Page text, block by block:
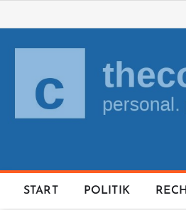
to
content
START POLITIK